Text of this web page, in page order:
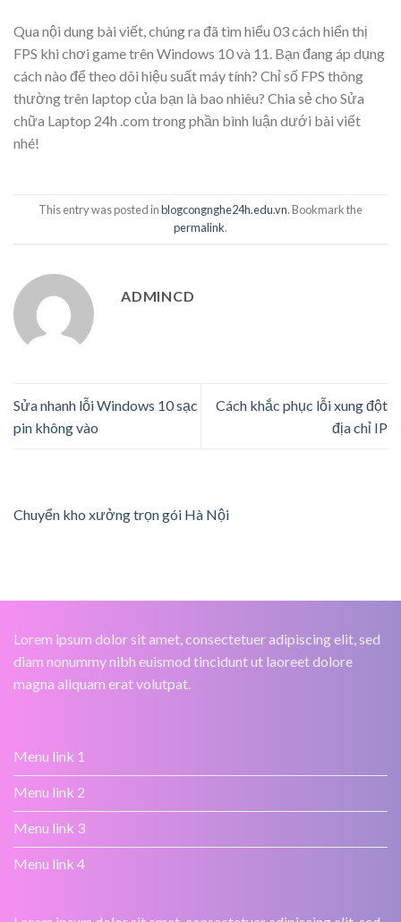
Qua nội dung bài viết, chúng ra đã tìm hiểu 03 cách hiển thị
FPS khi chơi game trên Windows 10 và 11. Bạn đang áp dụng
cách nào để theo dõi hiệu suất máy tính? Chỉ số FPS thông
thường trên laptop của bạn là bao nhiêu? Chia sẻ cho Sửa
chữa Laptop 24h .com trong phần bình luận dưới bài viết
nhé!
This entry was posted inblogcongnghe24h.edu.vn. Bookmark the
permalink.
ADMINCD
Sửa nhanh lỗi Windows 10 sạc
pin không vào
Cách khắc phục lỗi xung đột
địa chỉ IP
Chuyển kho xưởng trọn gói Hà Nội
Lorem ipsum dolor sit amet, consectetuer adipiscing elit, sed
diam nonummy nibh euismod tincidunt ut laoreet dolore
magna aliquam erat volutpat.
Menu link 1
Menu link 2
Menu link 3
Menu link 4